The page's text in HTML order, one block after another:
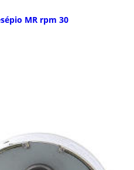
MR rpm 30